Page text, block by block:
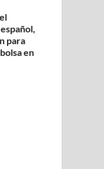
para
en